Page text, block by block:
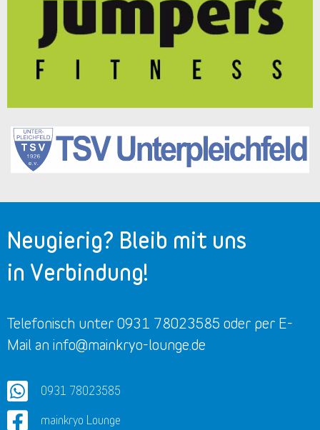
Neugierig? Bleib mit uns
in Verbindung!
Telefonisch unter 0931 78023585 oder per E-
Mail an info@mainkryo-lounge.de
0931 78023585
mainkryo Lounge